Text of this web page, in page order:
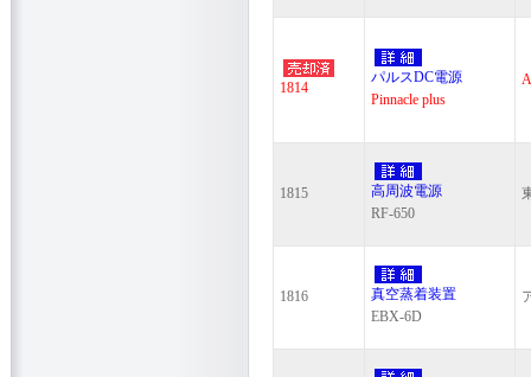
1814
パルスDC電源
Pinnacle plus
1815
高周波電源
RF-650
1816
真空蒸着装置
EBX-6D